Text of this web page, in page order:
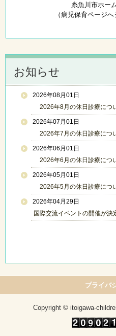
糸魚川市ホー
（病児保育ページ
お知らせ
2026年08月01日
2026年8月の休日診療につ
2026年07月01日
2026年7月の休日診療につ
2026年06月01日
2026年6月の休日診療につ
2026年05月01日
2026年5月の休日診療につ
2026年04月29日
国際交流イベントの開催が決
プライバ
Copyright © itoigawa-